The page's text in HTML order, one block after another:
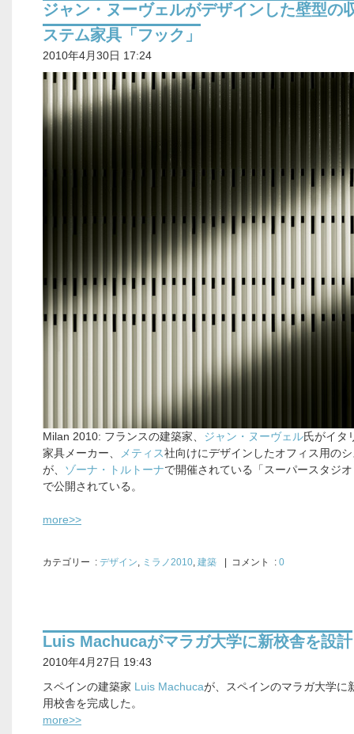
ジャン・ヌーヴェルがデザインした壁型の
ステム家具「フック」
2010年4月30日 17:24
Milan 2010: フランスの建築家、 ジャン・ヌーヴェル氏がイタ
家具メーカー、
メティス社向けにデザインしたオフィス用の
が、 ゾーナ・トルトーナで開催されている「スーパースタジ
で公開されている。
more>>
カテゴリー : デザイン, ミラノ2010, 建築 | コメント : 0
Luis Machucaがマラガ大学に新校舎を設計
2010年4月27日 19:43
スペインの建築家 Luis Machucaが、スペインのマラガ大学に
用校舎を完成した。
more>>